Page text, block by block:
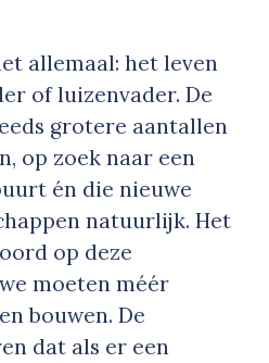
allemaal: het leven
of luizenvader. De
grotere aantallen
op zoek naar een
én die nieuwe
natuurlijk. Het
op deze
moeten méér
bouwen. De
dat als er een